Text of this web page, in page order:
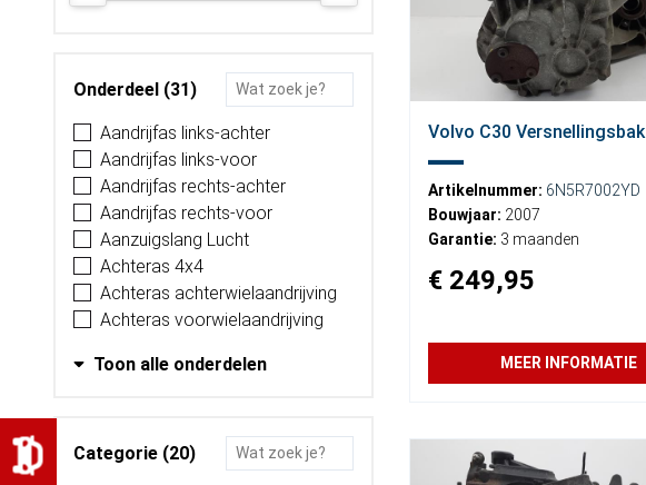
Onderdeel (31)
Aandrijfas links-achter
Aandrijfas links-voor
Aandrijfas rechts-achter
Aandrijfas rechts-voor
Aanzuigslang Lucht
Achteras 4x4
Achteras achterwielaandrijving
Achteras voorwielaandrijving
Toon alle onderdelen
Categorie (20)
Volvo C30 Versnellingsbak
Artikelnummer: 6N5R7002YD
Bouwjaar: 2007
Garantie: 3 maanden
€ 249,95
MEER INFORMATIE